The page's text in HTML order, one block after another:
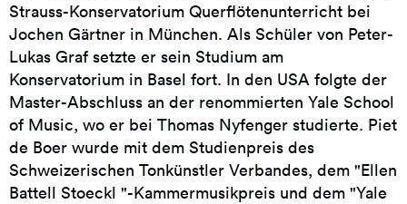
Strauss-Konservatorium Querflötenunterricht bei
Jochen Gärtner in München. Als Schüler von Peter-
Lukas Graf setzte er sein Studium am
Konservatorium in Basel fort. In den USA folgte der
Master-Abschluss an der renommierten Yale School
of Music, wo er bei Thomas Nyfenger studierte. Piet
de Boer wurde mit dem Studienpreis des
Schweizerischen Tonkünstler Verbandes, dem "Ellen
Battell Stoeckl "-Kammermusikpreis und dem "Yale